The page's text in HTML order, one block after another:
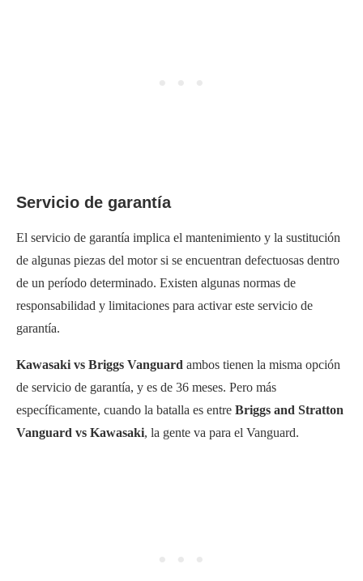
Servicio de garantía
El servicio de garantía implica el mantenimiento y la sustitución
de algunas piezas del motor si se encuentran defectuosas dentro
de un período determinado. Existen algunas normas de
responsabilidad y limitaciones para activar este servicio de
garantía.
Kawasaki vs Briggs Vanguard ambos tienen la misma opción
de servicio de garantía, y es de 36 meses. Pero más
específicamente, cuando la batalla es entre Briggs and Stratton
Vanguard vs Kawasaki, la gente va para el Vanguard.